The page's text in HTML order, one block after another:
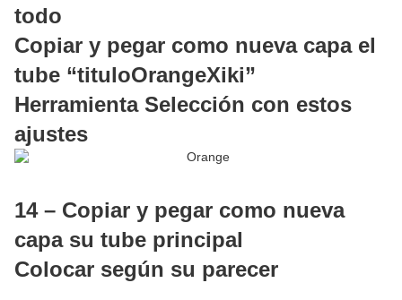
todo
Copiar y pegar como nueva capa el
tube “tituloOrangeXiki”
Herramienta Selección con estos
ajustes
14 – Copiar y pegar como nueva
capa su tube principal
Colocar según su parecer